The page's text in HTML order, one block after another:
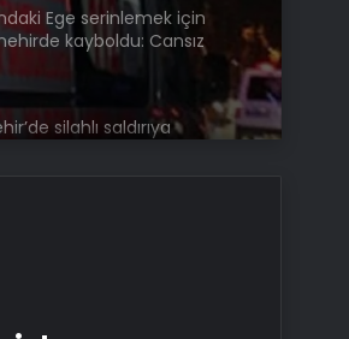
Ege serinlemek için
kayboldu: Cansız
noktada bulundu!
silahlı saldırıya